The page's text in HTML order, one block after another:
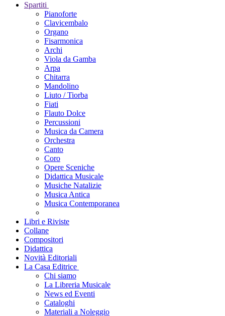
Spartiti
Pianoforte
Clavicembalo
Organo
Fisarmonica
Archi
Viola da Gamba
Arpa
Chitarra
Mandolino
Liuto / Tiorba
Fiati
Flauto Dolce
Percussioni
Musica da Camera
Orchestra
Canto
Coro
Opere Sceniche
Didattica Musicale
Musiche Natalizie
Musica Antica
Musica Contemporanea
Libri e Riviste
Collane
Compositori
Didattica
Novità Editoriali
La Casa Editrice
Chi siamo
La Libreria Musicale
News ed Eventi
Cataloghi
Materiali a Noleggio